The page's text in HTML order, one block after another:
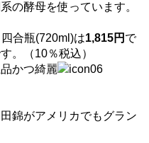
の酵母を使っています。
四合瓶(720ml)は1,815円 で
。（10％税込）
かつ綺麗
錦がアメリカでもグラン